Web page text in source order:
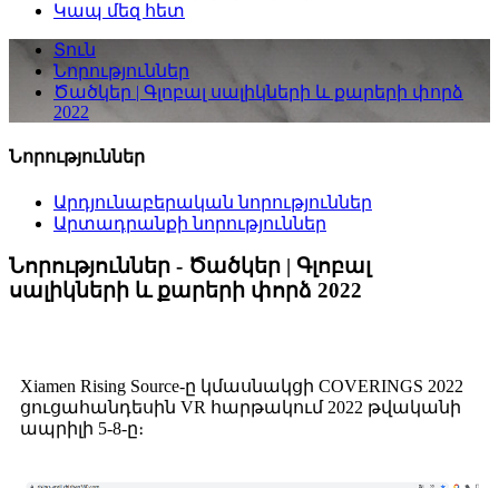
Կապ մեզ հետ
Տուն
Նորություններ
Ծածկեր | Գլոբալ սալիկների և քարերի փորձ
2022
Նորություններ
Արդյունաբերական նորություններ
Արտադրանքի նորություններ
Նորություններ - Ծածկեր | Գլոբալ
սալիկների և քարերի փորձ 2022
Xiamen Rising Source-ը կմասնակցի COVERINGS 2022
ցուցահանդեսին VR հարթակում 2022 թվականի
ապրիլի 5-8-ը։